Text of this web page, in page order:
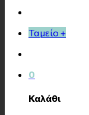
Ταμείο +
0
Καλάθι